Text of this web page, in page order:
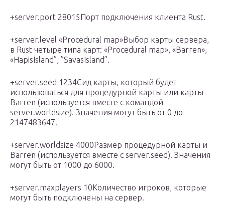
+server.port 28015Порт подключения клиента Rust.
+server.level «Procedural map»Выбор карты сервера,
в Rust четыре типа карт: «Procedural map», «Barren»,
«HapisIsland”, ”SavasIsland”.
+server.seed 1234Сид карты, который будет
использоваться для процедурной карты или карты
Barren (используется вместе с командой
server.worldsize). Значения могут быть от 0 до
2147483647.
+server.worldsize 4000Размер процедурной карты и
Barren (используется вместе с server.seed). Значения
могут быть от 1000 до 6000.
+server.maxplayers 10Количество игроков, которые
могут быть подключены на сервер.